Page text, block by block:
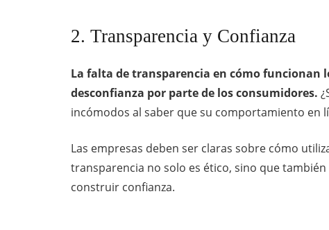
2. Transparencia y Confianza
La falta de transparencia en cómo funcionan
desconfianza por parte de los consumidores.
incómodos al saber que su comportamiento en
Las empresas deben ser claras sobre cómo
transparencia no solo es ético, sino que
construir confianza.